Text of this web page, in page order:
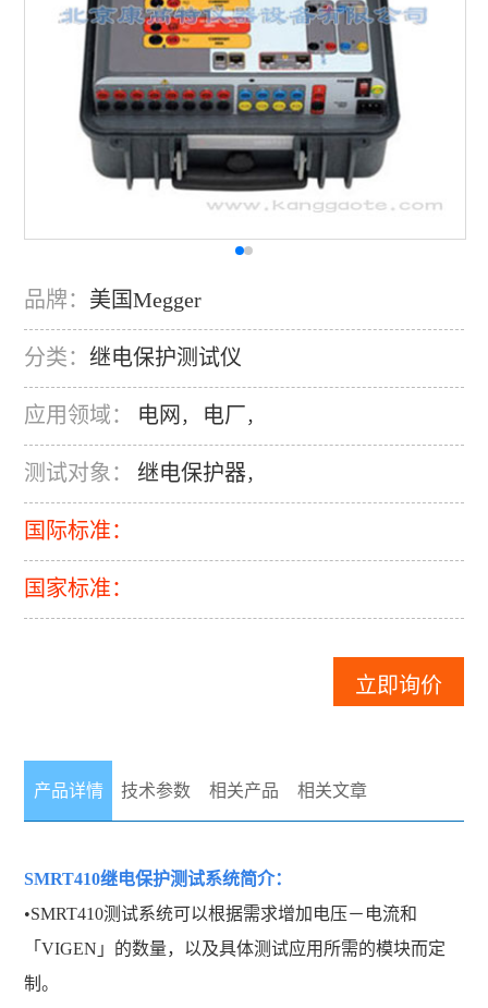
品牌： 美国Megger
分类：继电保护测试仪
应用领域： 电网 ， 电厂，
测试对象： 继电保护器，
国际标准：
国家标准：
立即询价
产品详情 技术参数 相关产品 相关文章
SMRT410继电保护测试系统简介：
•SMRT410测试系统可以根据需求增加电压－电流和
「VIGEN」的数量，以及具体测试应用所需的模块而定
制。